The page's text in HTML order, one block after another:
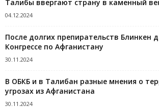
Талибы ввергают страну в каменный
04.12.2024
После долгих препирательств Блинкен
Конгрессе по Афганистану
30.11.2024
В ОБКБ и в Талибан разные мнения о
угрозах из Афганистана
30.11.2024